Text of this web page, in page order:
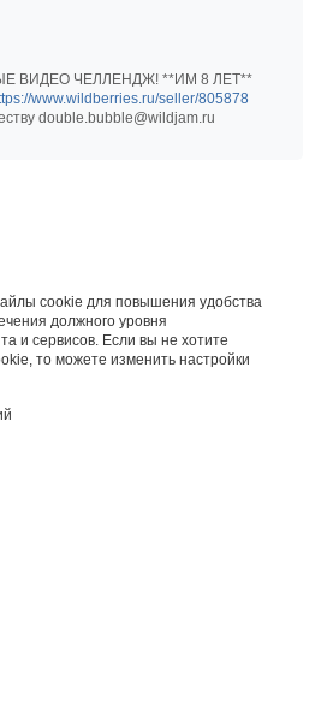
ВИДЕО ЧЕЛЛЕНДЖ! **ИМ 8 ЛЕТ**
www.wildberries.ru/seller/805878
double.bubble@wildjam.ru
cookie для повышения удобства
должного уровня
и сервисов. Если вы не хотите
то можете изменить настройки